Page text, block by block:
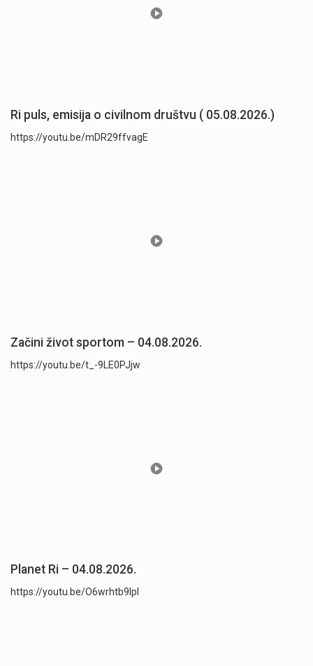
Ri puls, emisija o civilnom društvu ( 05.08.2026.)
https://youtu.be/mDR29ffvagE
Začini život sportom – 04.08.2026.
https://youtu.be/t_-9LE0PJjw
Planet Ri – 04.08.2026.
https://youtu.be/O6wrhtb9lpI